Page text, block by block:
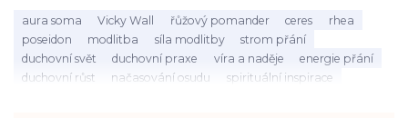
aura soma Vicky Wall řůžový pomander ceres
rhea
poseidon
modlitba síla modlitby
strom přání
duchovní svět
duchovní praxe víra a naděje
energie přání
duchovní růst
načasování osudu
spirituální inspirace